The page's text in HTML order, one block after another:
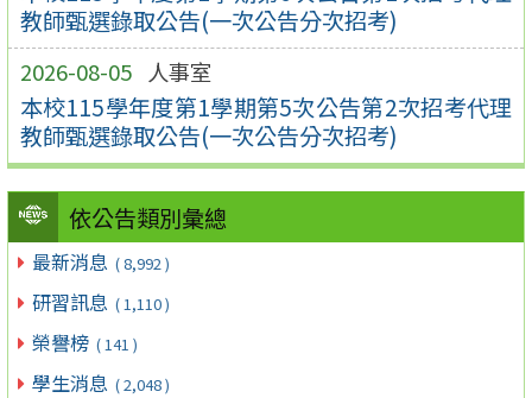
教師甄選錄取公告(一次公告分次招考)
2026-08-05 人事室
本校115學年度第1學期第5次公告第2次招考代理
教師甄選錄取公告(一次公告分次招考)
依公告類別彙總
最新消息 ( 8,992 )
研習訊息 ( 1,110 )
榮譽榜 ( 141 )
學生消息 ( 2,048 )